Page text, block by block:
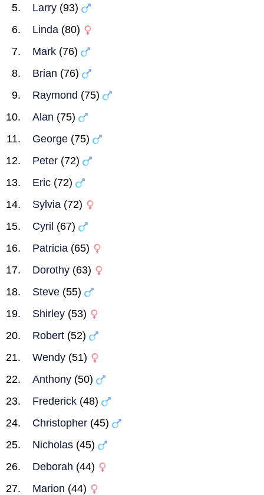
Larry (93)
Linda (80)
Mark (76)
Brian (76)
Raymond (75)
Alan (75)
George (75)
Peter (72)
Eric (72)
Sylvia (72)
Cyril (67)
Patricia (65)
Dorothy (63)
Steve (55)
Shirley (53)
Robert (52)
Wendy (51)
Anthony (50)
Frederick (48)
Christopher (45)
Nicholas (45)
Deborah (44)
Marion (44)